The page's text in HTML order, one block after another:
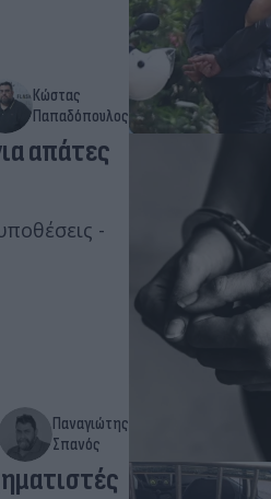
Κώστας
Παπαδόπουλος
απάτες
-
Παναγιώτης
Σπανός